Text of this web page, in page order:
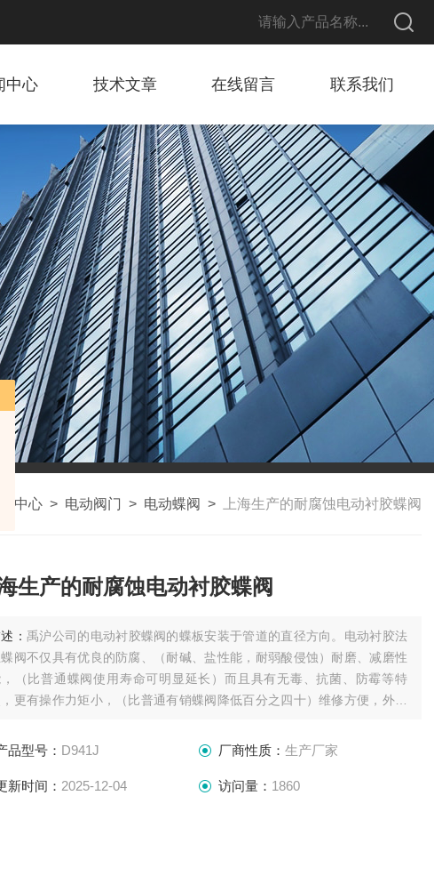
中心 技术文章 在线留言 联系我们
品中心 > 电动阀门 > 电动蝶阀 > 上海生产的耐腐蚀电动衬胶蝶阀
生产的耐腐蚀电动衬胶蝶阀
：禹沪公司的电动衬胶蝶阀的蝶板安装于管道的直径方向。电动衬胶法
阀不仅具有优良的防腐、（耐碱、盐性能，耐弱酸侵蚀）耐磨、减磨性
（比普通蝶阀使用寿命可明显延长）而且具有无毒、抗菌、防霉等特
，更有操作力矩小，（比普通有销蝶阀降低百分之四十）维修方便，外形
品型号： D941J 厂商性质： 生产厂家
新时间： 2025-12-04 访问量： 1860